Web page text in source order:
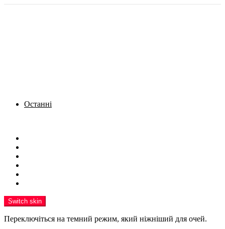
Останні
Switch skin
Переключіться на темний режим, який ніжніший для очей.